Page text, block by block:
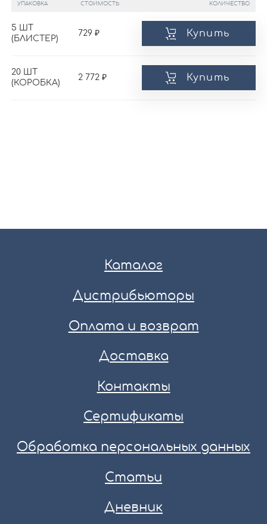
УПАКОВКА СТОИМОСТЬ КОЛИЧЕСТВО
5 ШТ
(БЛИСТЕР)
729 Купить
20 ШТ
(КОРОБКА)
2 772 Купить
Каталог
Дистрибьюторы
Оплата и возврат
Доставка
Контакты
Сертификаты
Обработка персональных данных
Статьи
Дневник